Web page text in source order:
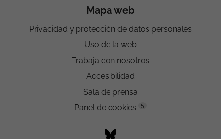
Mapa web
Privacidad y protección de datos personales
Uso de la web
Trabaja con nosotros
Accesibilidad
Sala de prensa
Panel de cookies
5